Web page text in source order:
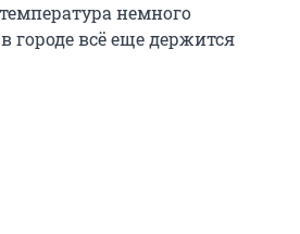
немного
городе всё еще держится